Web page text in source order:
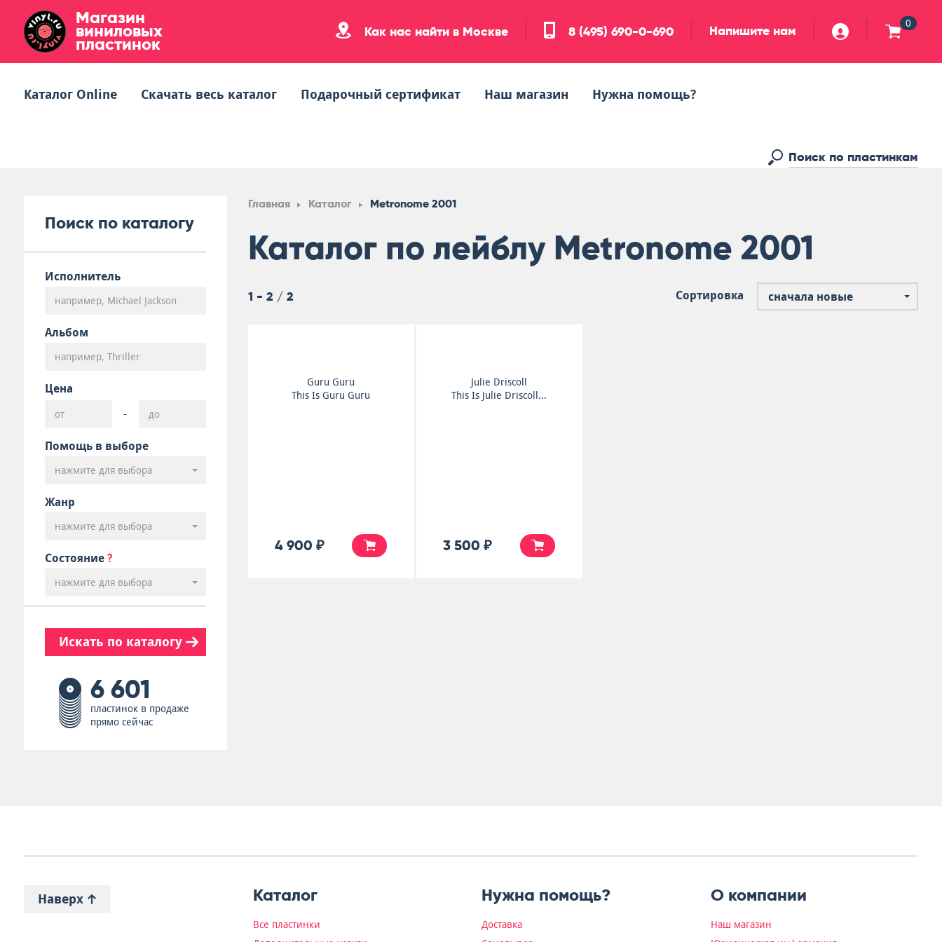
Магазин
виниловых
пластинок
Как нас найти в Москве 8 (495) 690-0-690 Напишите нам 0
Каталог Online Скачать весь каталог Подарочный сертификат Наш магазин Нужна помощь?
Поиск по каталогу
Исполнитель
Альбом
Цена
-
Помощь в выборе
нажмите для выбора
Жанр
нажмите для выбора
Состояние ?
нажмите для выбора
Искать по каталогу
6 601
пластинок в продаже
прямо сейчас
Главная Каталог Metronome 2001
Каталог по лейблу Metronome 2001
1 - 2 / 2 Сортировка сначала новые
Guru Guru
This Is Guru Guru
4 900 ₽
Julie Driscoll
This Is Julie Driscoll...
3 500 ₽
Наверх Каталог
Все пластинки
Нужна помощь?
Доставка
О компании
Наш магазин